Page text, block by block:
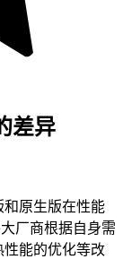
差异
和原生版在性能
厂商根据自身需
性能的优化等改